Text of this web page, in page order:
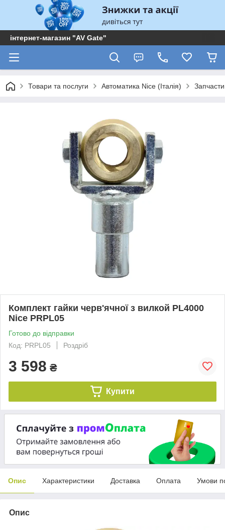
інтернет-магазин "AV Gate"
Товари та послуги Автоматика Nice (Італія)
Комплект гайки черв'ячної з вилкой PL4000
Nice PRPL05
Готово до відправки
Код: PRPL05
Роздріб
3 598 ₴
Купити
Опис Характеристики Доставка Оплата Умови
Опис